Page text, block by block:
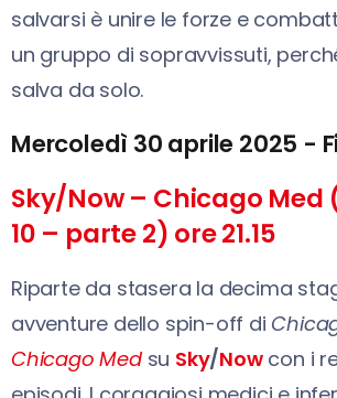
salvarsi è unire le forze e
un gruppo di sopravvissuti,
salva da solo.
Mercoledì 30 aprile 2025 -
Sky/Now – Chicago
10 – parte 2) ore 21.15
Riparte da stasera la decima
avventure dello spin-off di
Chicago Medsu Sky/Nowcon i